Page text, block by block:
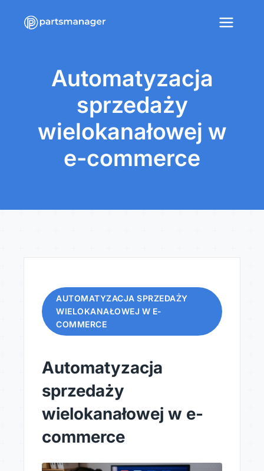
Automatyzacja
sprzedaży
wielokanałowej w
e-commerce
AUTOMATYZACJA SPRZEDAŻY
WIELOKANAŁOWEJ W E-
COMMERCE
Automatyzacja
sprzedaży
wielokanałowej w e-
commerce